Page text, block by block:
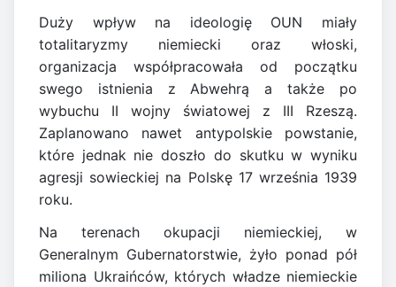
Duży wpływ na ideologię OUN miały
totalitaryzmy niemiecki oraz włoski,
organizacja współpracowała od początku
swego istnienia z Abwehrą a także po
wybuchu II wojny światowej z III Rzeszą.
Zaplanowano nawet antypolskie powstanie,
które jednak nie doszło do skutku w wyniku
agresji sowieckiej na Polskę 17 września 1939
roku.
Na terenach okupacji niemieckiej, w
Generalnym Gubernatorstwie, żyło ponad pół
miliona Ukraińców, których władze niemieckie